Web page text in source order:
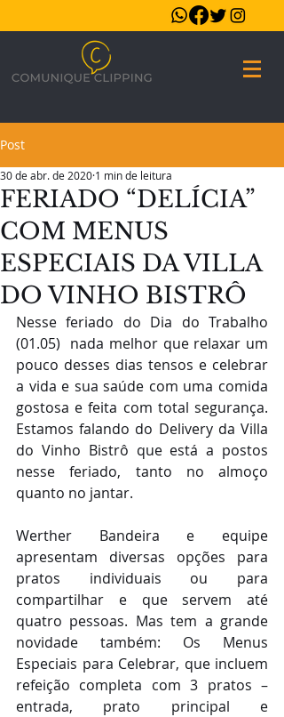
Post
FERIADO “DELÍCIA”
COM MENUS
ESPECIAIS DA VILLA
DO VINHO BISTRÔ
30 de abr. de 2020 1 min de leitura
Nesse feriado do Dia do Trabalho
(01.05)  nada melhor que relaxar um
pouco desses dias tensos e celebrar
a vida e sua saúde com uma comida
gostosa e feita com total segurança.
Estamos falando do Delivery da Villa
do Vinho Bistrô que está a postos
nesse feriado, tanto no almoço
quanto no jantar.
Werther Bandeira e equipe
apresentam diversas opções para
pratos individuais ou para
compartilhar e que servem até
quatro pessoas. Mas tem a grande
novidade também: Os Menus
Especiais para Celebrar, que incluem
refeição completa com 3 pratos –
entrada, prato principal e